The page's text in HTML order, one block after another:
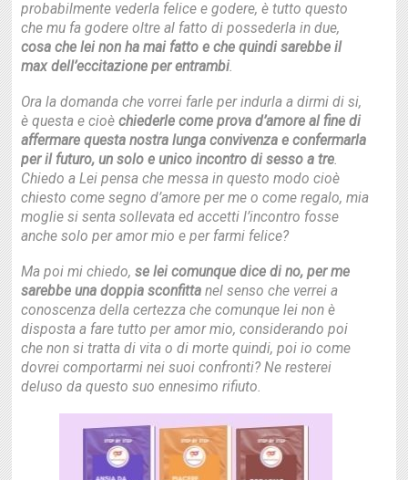
probabilmente vederla felice e godere, è tutto questo
che mu fa godere oltre al fatto di possederla in due,
cosa che lei non ha mai fatto e che quindi sarebbe il
max dell’eccitazione per entrambi.
Ora la domanda che vorrei farle per indurla a dirmi di si,
è questa e cioèchiederle come prova d’amore al fine di
affermare questa nostra lunga convivenza e confermarla
per il futuro, un solo e unico incontro di sesso a tre.
Chiedo a Lei pensa che messa in questo modo cioè
chiesto come segno d’amore per me o come regalo, mia
moglie si senta sollevata ed accetti l’incontro fosse
anche solo per amor mio e per farmi felice?
Ma poi mi chiedo,se lei comunque dice di no, per me
sarebbe una doppia sconfitta nel senso che verrei a
conoscenza della certezza che comunque lei non è
disposta a fare tutto per amor mio, considerando poi
che non si tratta di vita o di morte quindi, poi io come
dovrei comportarmi nei suoi confronti? Ne resterei
deluso da questo suo ennesimo rifiuto.